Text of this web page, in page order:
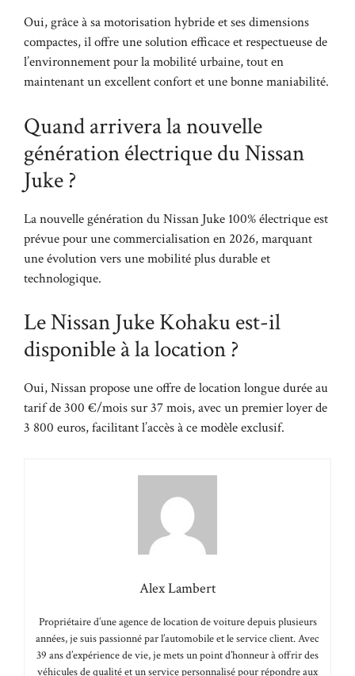
Oui, grâce à sa motorisation hybride et ses dimensions
compactes, il offre une solution efficace et respectueuse de
l’environnement pour la mobilité urbaine, tout en
maintenant un excellent confort et une bonne maniabilité.
Quand arrivera la nouvelle
génération électrique du Nissan
Juke ?
La nouvelle génération du Nissan Juke 100% électrique est
prévue pour une commercialisation en 2026, marquant
une évolution vers une mobilité plus durable et
technologique.
Le Nissan Juke Kohaku est-il
disponible à la location ?
Oui, Nissan propose une offre de location longue durée au
tarif de 300 €/mois sur 37 mois, avec un premier loyer de
3 800 euros, facilitant l’accès à ce modèle exclusif.
Alex Lambert
Propriétaire d’une agence de location de voiture depuis plusieurs
années, je suis passionné par l’automobile et le service client. Avec
39 ans d’expérience de vie, je mets un point d’honneur à offrir des
véhicules de qualité et un service personnalisé pour répondre aux